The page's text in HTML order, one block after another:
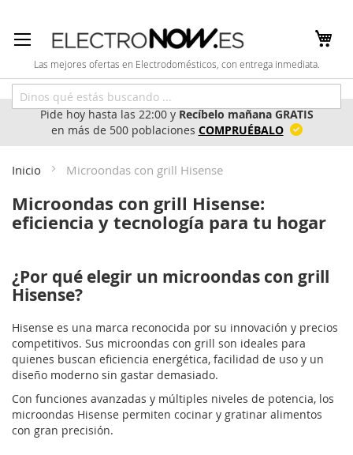
al
contenido
Las mejores ofertas en Electrodomésticos, con entrega inmediata.
Pide hoy hasta las 22:00 yRecíbelo mañana GRATIS
en más de 500 poblaciones COMPRUÉBALO
Inicio Microondas con grill Hisense
Microondas con grill Hisense:
eficiencia y tecnología para tu hogar
¿Por qué elegir un microondas con grill
Hisense?
Hisense es una marca reconocida por su innovación y precios
competitivos. Sus microondas con grill son ideales para
quienes buscan eficiencia energética, facilidad de uso y un
diseño moderno sin gastar demasiado.
Con funciones avanzadas y múltiples niveles de potencia, los
microondas Hisense permiten cocinar y gratinar alimentos
con gran precisión.